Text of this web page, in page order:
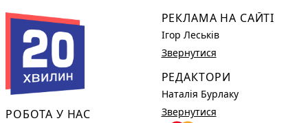
РОБОТА У НАС
РЕКЛАМА НА САЙТІ
Ігор Леськів
Звернутися
РЕДАКТОРИ
Наталія Бурлаку
Звернутися